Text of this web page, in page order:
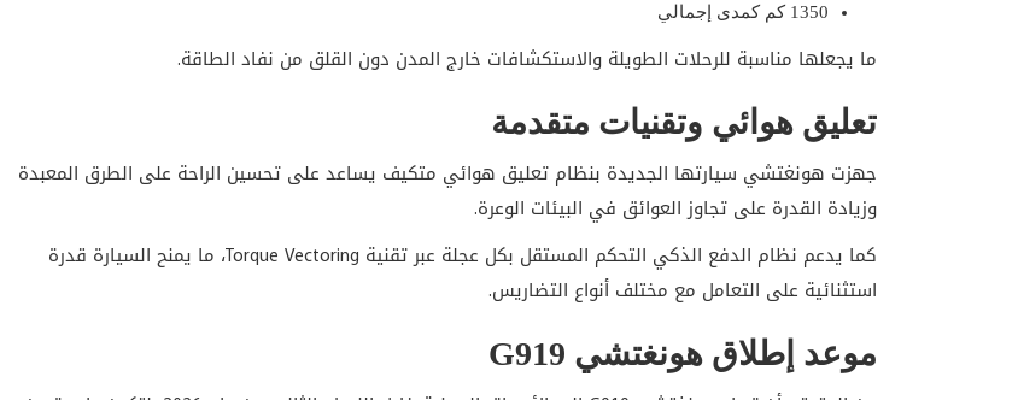
1350 كم كمدى إجمالي
ما يجعلها مناسبة للرحلات الطويلة والاستكشافات خارج المدن دون القلق من نفاد الطاقة.
تعليق هوائي وتقنيات متقدمة
جهزت هونغتشي سيارتها الجديدة بنظام تعليق هوائي متكيف يساعد على تحسين الراحة على الطرق المعبدة
وزيادة القدرة على تجاوز العوائق في البيئات الوعرة.
كما يدعم نظام الدفع الذكي التحكم المستقل بكل عجلة عبر تقنية Torque Vectoring، ما يمنح السيارة قدرة
استثنائية على التعامل مع مختلف أنواع التضاريس.
موعد إطلاق هونغتشي G919